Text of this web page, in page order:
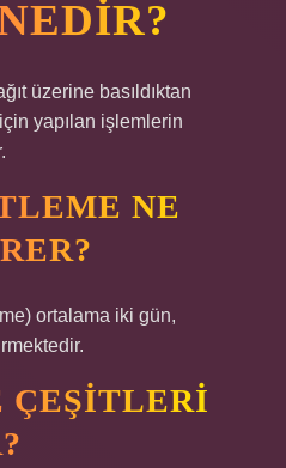
üzerine basıldıktan
yapılan işlemlerin
NE
ortalama iki gün,
ÇEŞITLERI